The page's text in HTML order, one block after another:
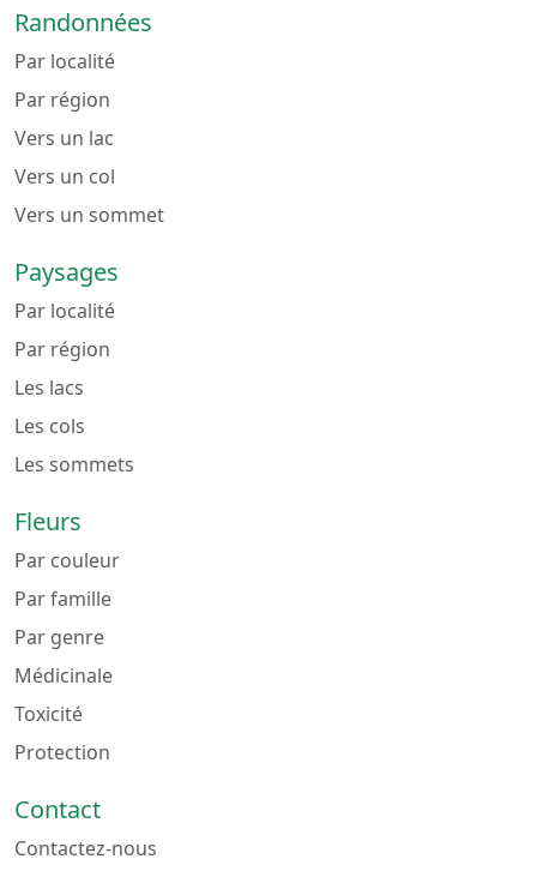
Randonnées
Par localité
Par région
Vers un lac
Vers un col
Vers un sommet
Paysages
Par localité
Par région
Les lacs
Les cols
Les sommets
Fleurs
Par couleur
Par famille
Par genre
Médicinale
Toxicité
Protection
Contact
Contactez-nous